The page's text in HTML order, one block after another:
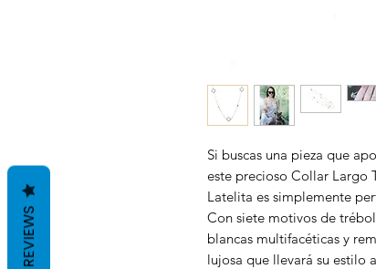
Si buscas una pieza que
este precioso Collar Largo
Latelita es simplemente
Con siete motivos de
blancas multifacéticas y
lujosa que llevará su estilo
REVIEWS